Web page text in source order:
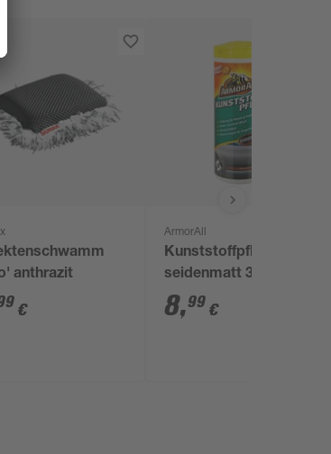
anthrazit
€
ArmorAll
Kunststoffpflegetücher
seidenmatt 30 Stück
8,99 €